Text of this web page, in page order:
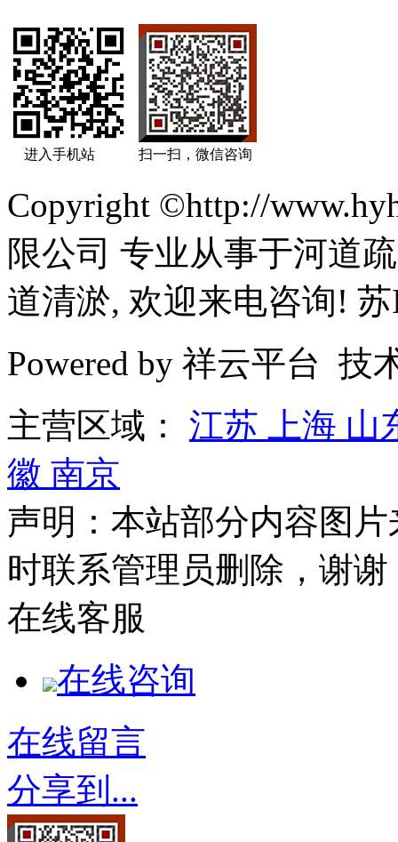
进入手机站 扫一扫，微信咨询
Copyright ©http://
限公司 专业从事于河道
道清淤, 欢迎来电咨询!
Powered by 祥云平台 技
主营区域： 江苏 上海 山
徽 南京
声明：本站部分内容图
时联系管理员删除，谢谢
在线客服
在线咨询
在线留言
分享到...